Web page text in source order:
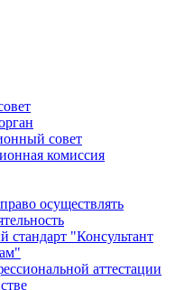
совет
комиссия
осуществлять
стандарт "Консультант
аттестации